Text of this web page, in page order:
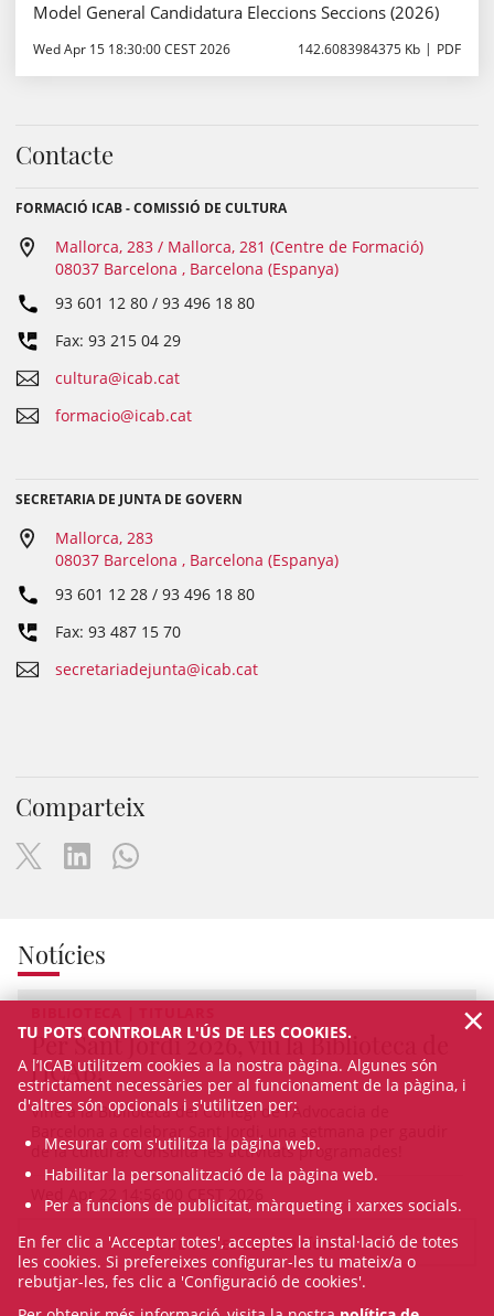
Model General Candidatura Eleccions Seccions (2026)
Wed Apr 15 18:30:00 CEST 2026 142.6083984375 Kb PDF
Contacte
FORMACIÓ ICAB - COMISSIÓ DE CULTURA
Mallorca, 283 / Mallorca, 281 (Centre de Formació)
08037 Barcelona , Barcelona (Espanya)
93 601 12 80 / 93 496 18 80
Fax: 93 215 04 29
cultura@icab.cat
formacio@icab.cat
SECRETARIA DE JUNTA DE GOVERN
Mallorca, 283
08037 Barcelona , Barcelona (Espanya)
93 601 12 28 / 93 496 18 80
Fax: 93 487 15 70
secretariadejunta@icab.cat
Comparteix
Notícies
Per Sant Jordi 2026, viu la Biblioteca de
l'ICAB!
Vine a la Biblioteca del Col·legi de l'Advocacia de
de la cultura! Consulta les activitats programades!
Wed Apr 22 14:56:00 CEST 2026
VEURE TOTES LES NOTÍCIES
TU POTS CONTROLAR L'ÚS DE LES COOKIES.
A l’ICAB utilitzem cookies a la nostra pàgina. Algunes són
estrictament necessàries per al funcionament de la pàgina, i
d'altres són opcionals i s'utilitzen per:
Mesurar com s'utilitza la pàgina web.
Habilitar la personalització de la pàgina web.
Per a funcions de publicitat, màrqueting i xarxes socials.
En fer clic a 'Acceptar totes', acceptes la instal·lació de totes
les cookies. Si prefereixes configurar-les tu mateix/a o
rebutjar-les, fes clic a 'Configuració de cookies'.
×